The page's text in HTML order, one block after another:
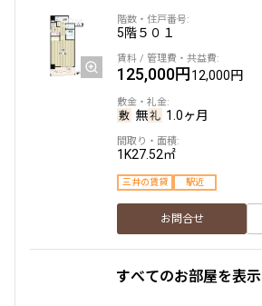
5階５０１
125,000円12,000円
無 1.0ヶ月
1K27.52㎡
三井の賃貸 駅近
お問合せ
すべてのお部屋を表示